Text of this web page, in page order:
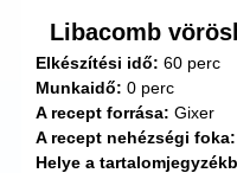
Libacomb
Elkészítési idő: 60 perc
Munkaidő: 0 perc
A recept forrása: Gixer
A recept nehézségi foka:
Helye a